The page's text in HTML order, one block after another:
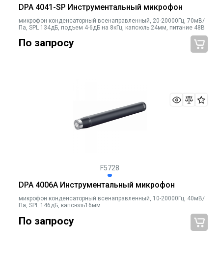
DPA 4041-SP Инструментальный микрофон
микрофон конденсаторный всенаправленный, 20-20000Гц, 70мВ/
Па, SPL 134дБ, подъем 4-6дБ на 8кГц, капсюль 24мм, питание 48В
По запросу
F5728
DPA 4006A Инструментальный микрофон
микрофон конденсаторный всенаправленный, 10-20000Гц, 40мВ/
Па, SPL 146дБ, капсюль16мм
По запросу